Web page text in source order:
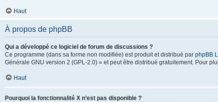
Haut
À propos de phpBB
Qui a développé ce logiciel de forum de discussions ?
Ce programme (dans sa forme non modifiée) est produit et distribué par phpBB
Générale GNU version 2 (GPL-2.0) » et peut être distribué gratuitement. Pour
Haut
Pourquoi la fonctionnalité X n’est pas disponible ?